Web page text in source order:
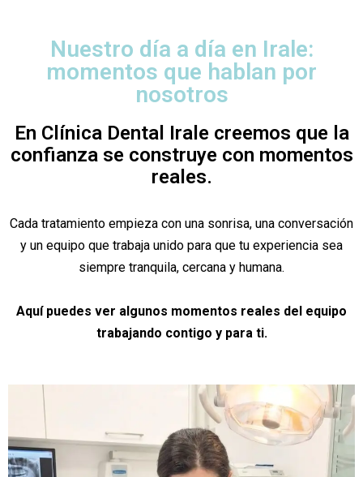
Nuestro día a día en Irale:
momentos que hablan por
nosotros
En Clínica Dental Irale creemos que la
confianza se construye con momentos
reales.
Cada tratamiento empieza con una sonrisa, una conversación
y un equipo que trabaja unido para que tu experiencia sea
siempre tranquila, cercana y humana.
Aquí puedes ver algunos momentos reales del equipo
trabajando contigo y para ti.